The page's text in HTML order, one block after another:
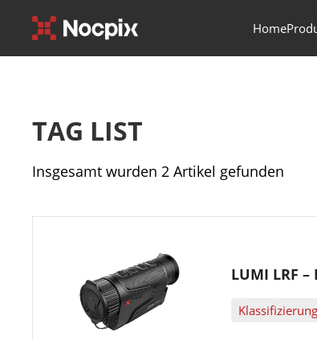
Home
TAG LIST
Insgesamt wurden 2 Artikel gefunden
LUMI LRF –